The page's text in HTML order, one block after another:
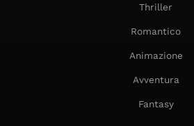
Thriller
Romantico
Animazione
Avventura
Fantasy